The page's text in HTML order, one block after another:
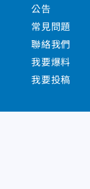
公告
常見問題
聯絡我們
我要爆料
我要投稿